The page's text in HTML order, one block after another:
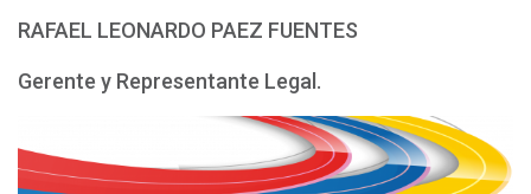
RAFAEL LEONARDO PAEZ FUENTES
Gerente y Representante Legal.